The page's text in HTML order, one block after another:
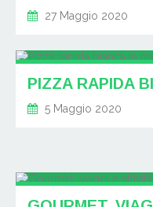
27 Maggio 2020
5 Maggio 2020